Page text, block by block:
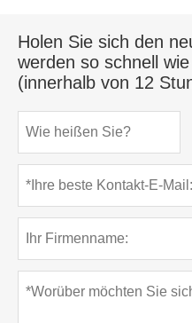
Holen Sie sich den
werden so schnell
(innerhalb von 12